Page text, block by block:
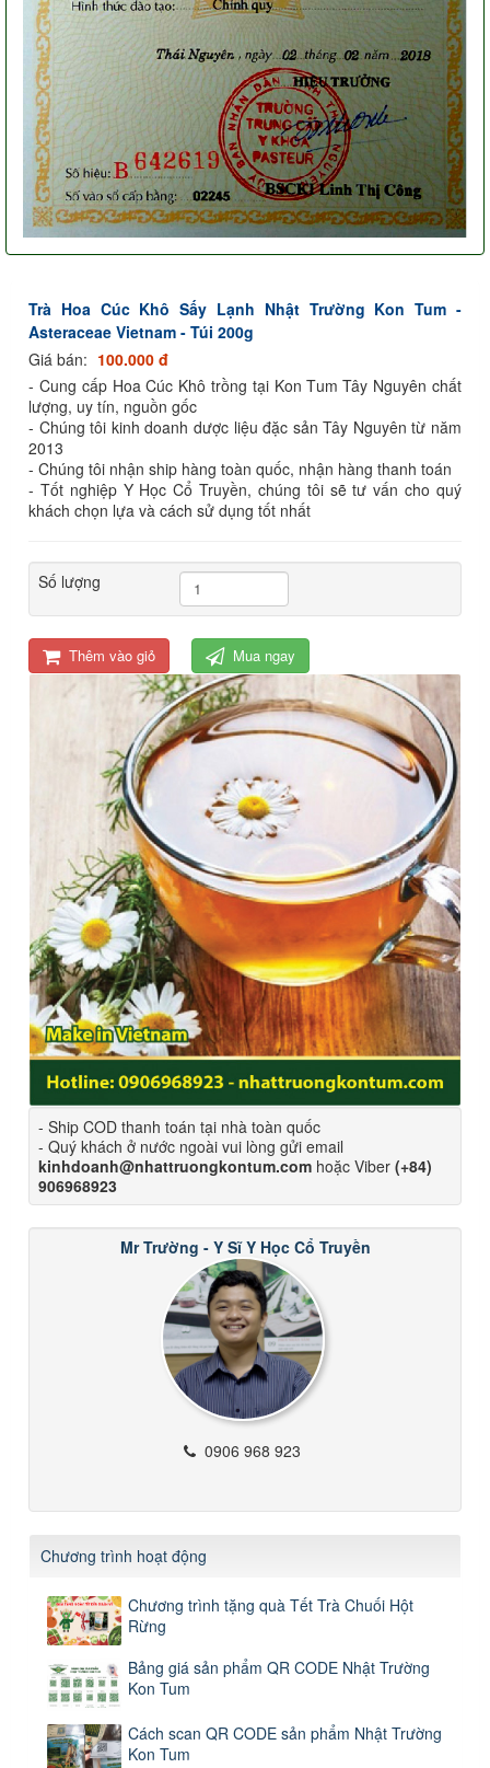
Trà Hoa Cúc Khô Sấy Lạnh Nhật Trường Kon Tum -
Asteraceae Vietnam - Túi 200g
Giá bán: 100.000 đ
- Cung cấp Hoa Cúc Khô trồng tại Kon Tum Tây Nguyên chất
lượng, uy tín, nguồn gốc
- Chúng tôi kinh doanh dược liệu đặc sản Tây Nguyên từ năm
2013
- Chúng tôi nhận ship hàng toàn quốc, nhận hàng thanh toán
- Tốt nghiệp Y Học Cổ Truyền, chúng tôi sẽ tư vấn cho quý
khách chọn lựa và cách sử dụng tốt nhất
Số lượng
Thêm vào giỏ Mua ngay
- Ship COD thanh toán tại nhà toàn quốc
- Quý khách ở nước ngoài vui lòng gửi email
kinhdoanh@nhattruongkontum.com hoặc Viber (+84)
906968923
Mr Trường - Y Sĩ Y Học Cổ Truyền
0906 968 923
Chương trình hoạt động
Chương trình tặng quà Tết Trà Chuối Hột
Rừng
Bảng giá sản phẩm QR CODE Nhật Trường
Kon Tum
Cách scan QR CODE sản phẩm Nhật Trường
Kon Tum